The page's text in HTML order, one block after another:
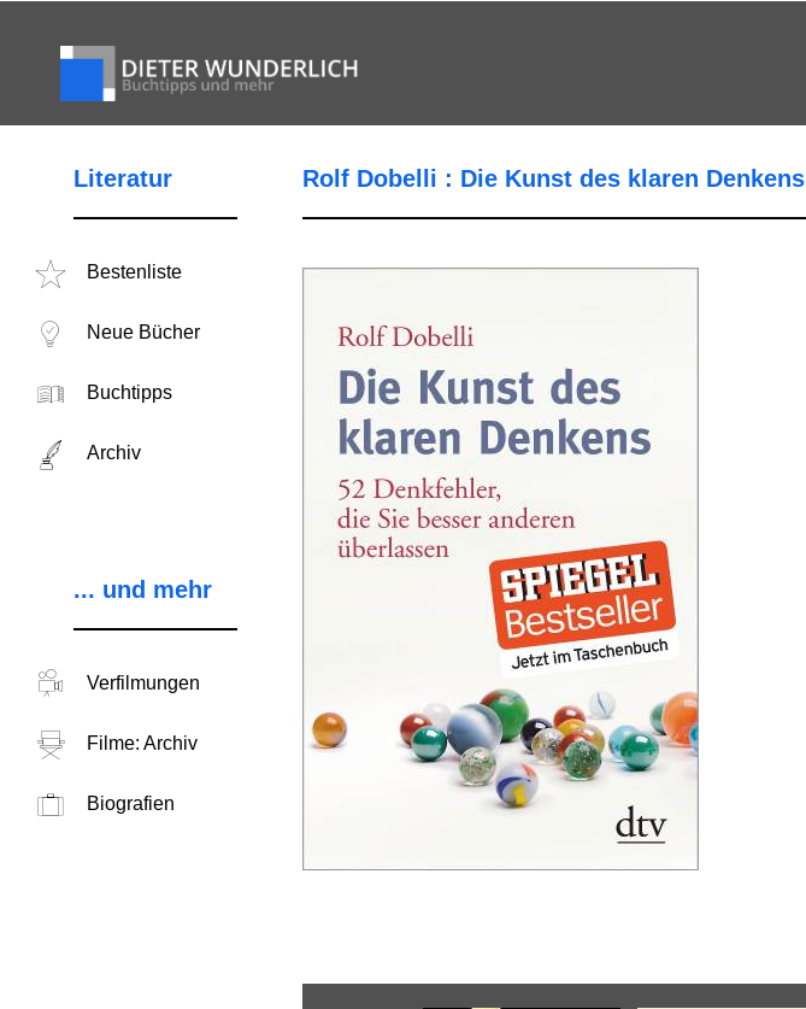
Literatur
Bestenliste
Neue Bücher
Buchtipps
Archiv
... und mehr
Verfilmungen
Filme: Archiv
Biografien
Rolf Dobelli : Die Kunst des klaren Denkens